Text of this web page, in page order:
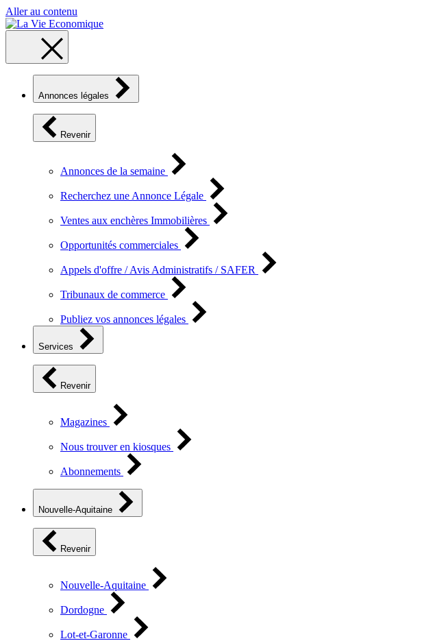
Aller au contenu
Annonces légales
Revenir
Annonces de la semaine
Recherchez une Annonce Légale
Ventes aux enchères Immobilières
Opportunités commerciales
Appels d'offre / Avis Administratifs / SAFER
Tribunaux de commerce
Publiez vos annonces légales
Services
Revenir
Magazines
Nous trouver en kiosques
Abonnements
Nouvelle-Aquitaine
Revenir
Nouvelle-Aquitaine
Dordogne
Lot-et-Garonne